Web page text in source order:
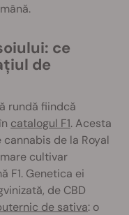
de
rundă fiindcă
catalogul F1. Acesta
de la Royal
cultivar
F1. Genetica ei
de CBD
de sativa: o